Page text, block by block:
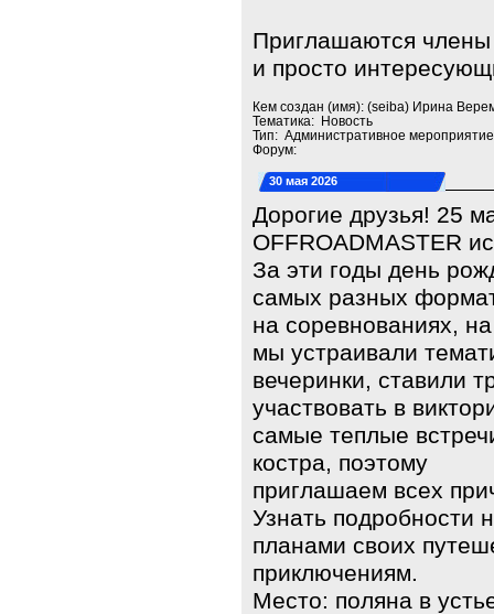
Приглашаются члены
и просто
Кем создан (имя): (seiba) Ирина
Тематика: Новость
Тип: Административное мероприятие
Форум:
30 мая 2026
Дорогие друзья! 25
OFFROADMASTER
За эти годы день
самых разных
на соревнованиях,
мы устраивали
вечеринки, ставили
участвовать в
самые теплые
костра, поэтому
приглашаем всех
Узнать подробности
планами своих
приключениям.
Место: поляна в